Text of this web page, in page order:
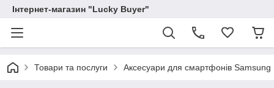
Інтернет-магазин "Lucky Buyer"
Товари та послуги Аксесуари для смартфонів Samsung